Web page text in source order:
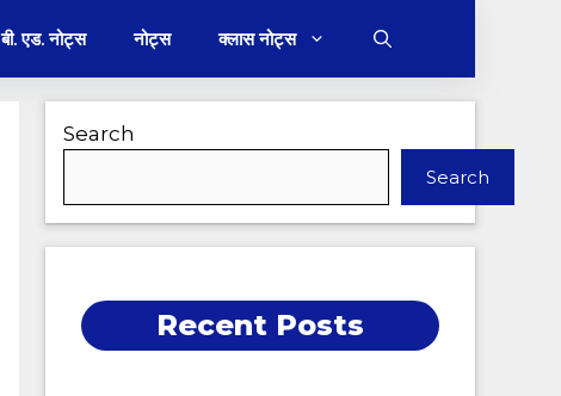
बी. एड. नोट्स नोट्स क्लास नोट्स
Search
Search
Recent Posts